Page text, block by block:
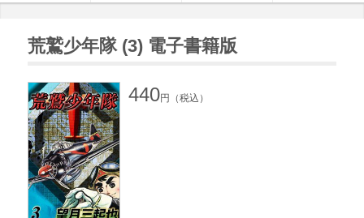
荒鷲少年隊 (3) 電子書籍版
440円（税込）